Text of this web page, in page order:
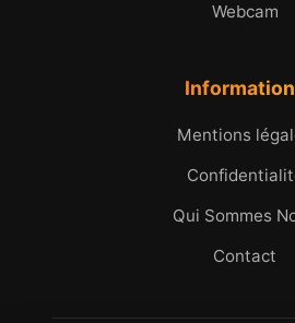
Webcam
Mentions
Qui Sommes
Contact